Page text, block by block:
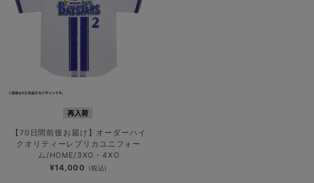
再入荷
【70日間前後お届け】オーダーハイ
クオリティーレプリカユニフォー
ム/HOME/3XO・4XO
¥14,000 (税込)